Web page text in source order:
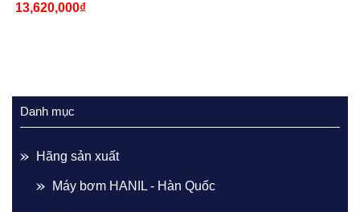
13,620,000₫
Danh mục
Hãng sản xuất
Máy bơm HANIL - Hàn Quốc